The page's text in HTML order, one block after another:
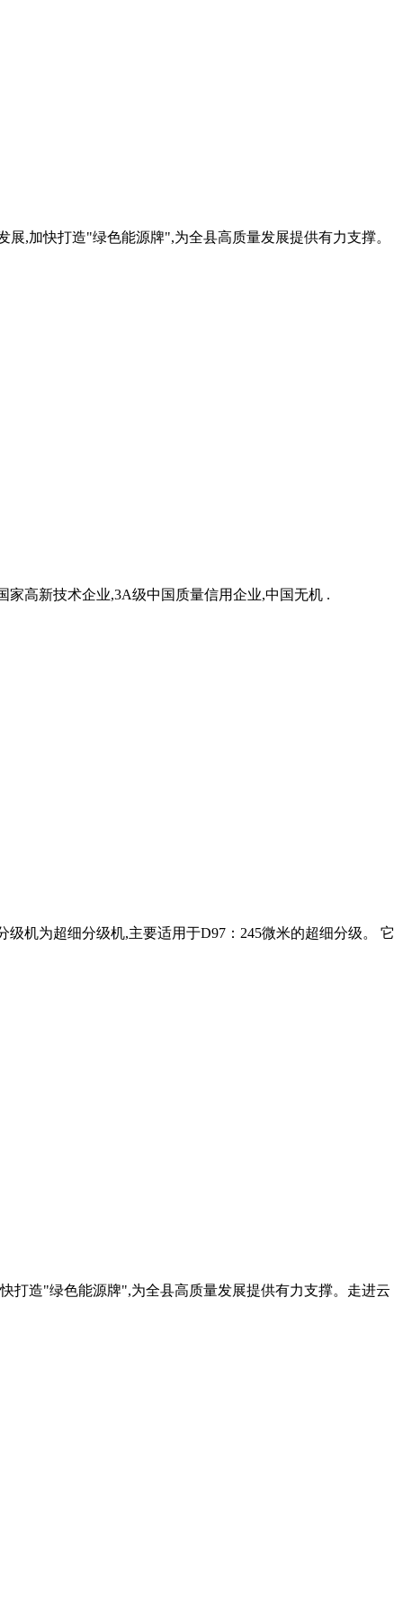
,加快打造"绿色能源牌",为全县高质量发展提供有力支撑。
高新技术企业,3A级中国质量信用企业,中国无机 .
机为超细分级机,主要适用于D97：245微米的超细分级。 它
打造"绿色能源牌",为全县高质量发展提供有力支撑。走进云